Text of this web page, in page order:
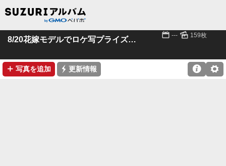
8/20花嫁モデルでロケ写プライズのお写真 📅 --- 🌄 159枚
➕ 写真を追加 ⚡ 更新情報 ⚙
